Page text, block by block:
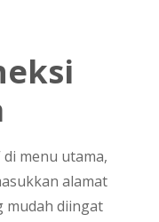
menu utama,
alamat
mudah diingat